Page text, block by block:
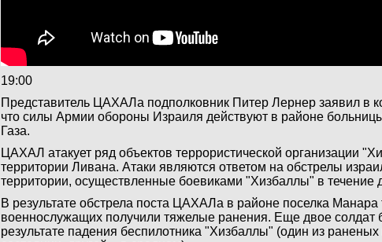
19:00
Представитель ЦАХАЛа подполковник Питер Лернер заявил в
что силы Армии обороны Израиля действуют в районе
Газа.
ЦАХАЛ атакует ряд объектов террористической организации
территории Ливана. Атаки являются ответом на обстрелы
территории, осуществленные боевиками "Хизбаллы" в течение
В результате обстрела поста ЦАХАЛа в районе поселка Манара
военнослужащих получили тяжелые ранения. Еще двое солдат
результате падения беспилотника "Хизбаллы" (один из